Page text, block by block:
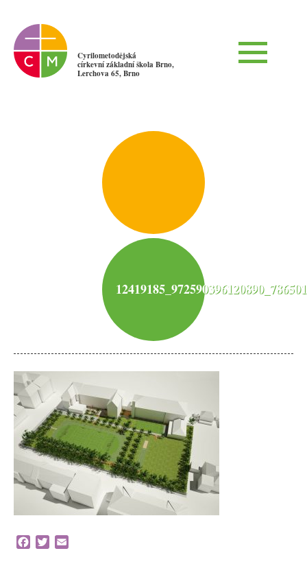
Cyrilometodějská
církevní základní škola Brno,
Lerchova 65, Brno
Facebook
Twitter